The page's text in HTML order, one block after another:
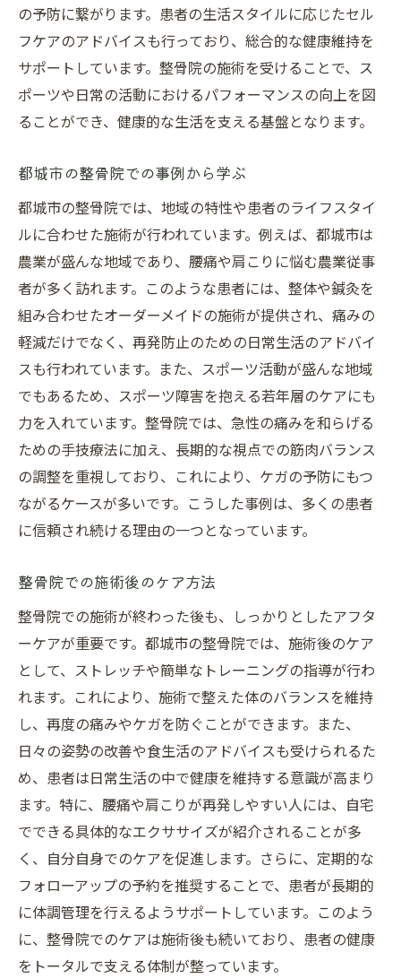
の予防に繋がります。患者の生活スタイルに応じたセル
フケアのアドバイスも行っており、総合的な健康維持を
サポートしています。整骨院の施術を受けることで、ス
ポーツや日常の活動におけるパフォーマンスの向上を図
ることができ、健康的な生活を支える基盤となります。
都城市の整骨院での事例から学ぶ
都城市の整骨院では、地域の特性や患者のライフスタイ
ルに合わせた施術が行われています。例えば、都城市は
農業が盛んな地域であり、腰痛や肩こりに悩む農業従事
者が多く訪れます。このような患者には、整体や鍼灸を
組み合わせたオーダーメイドの施術が提供され、痛みの
軽減だけでなく、再発防止のための日常生活のアドバイ
スも行われています。また、スポーツ活動が盛んな地域
でもあるため、スポーツ障害を抱える若年層のケアにも
力を入れています。整骨院では、急性の痛みを和らげる
ための手技療法に加え、長期的な視点での筋肉バランス
の調整を重視しており、これにより、ケガの予防にもつ
ながるケースが多いです。こうした事例は、多くの患者
に信頼され続ける理由の一つとなっています。
整骨院での施術後のケア方法
整骨院での施術が終わった後も、しっかりとしたアフタ
ーケアが重要です。都城市の整骨院では、施術後のケア
として、ストレッチや簡単なトレーニングの指導が行わ
れます。これにより、施術で整えた体のバランスを維持
し、再度の痛みやケガを防ぐことができます。また、
日々の姿勢の改善や食生活のアドバイスも受けられるた
め、患者は日常生活の中で健康を維持する意識が高まり
ます。特に、腰痛や肩こりが再発しやすい人には、自宅
でできる具体的なエクササイズが紹介されることが多
く、自分自身でのケアを促進します。さらに、定期的な
フォローアップの予約を推奨することで、患者が長期的
に体調管理を行えるようサポートしています。このよう
に、整骨院でのケアは施術後も続いており、患者の健康
をトータルで支える体制が整っています。